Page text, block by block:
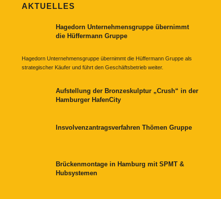
AKTUELLES
Hagedorn Unternehmensgruppe übernimmt
die Hüffermann Gruppe
Hagedorn Unternehmensgruppe übernimmt die Hüffermann Gruppe als
strategischer Käufer und führt den Geschäftsbetrieb weiter.
Aufstellung der Bronzeskulptur „Crush“ in der
Hamburger HafenCity
Insvolvenzantragsverfahren Thömen Gruppe
Brückenmontage in Hamburg mit SPMT &
Hubsystemen